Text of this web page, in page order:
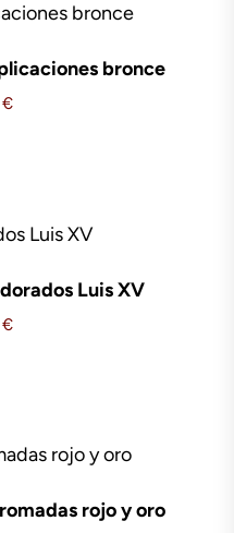
bronce
€
Luis XV
€
rojo y oro